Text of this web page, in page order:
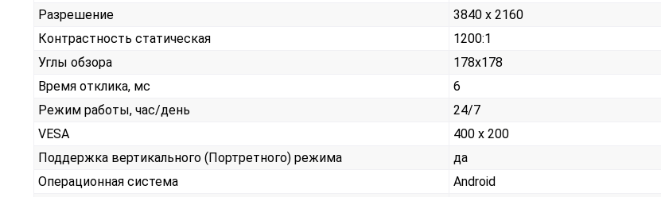
Разрешение
3840 x 2160
Контрастность статическая
1200:1
Углы обзора
178x178
Время отклика, мс
6
Режим работы, час/день
24/7
VESA
400 x 200
Поддержка вертикального (Портретного) режима
да
Операционная система
Android